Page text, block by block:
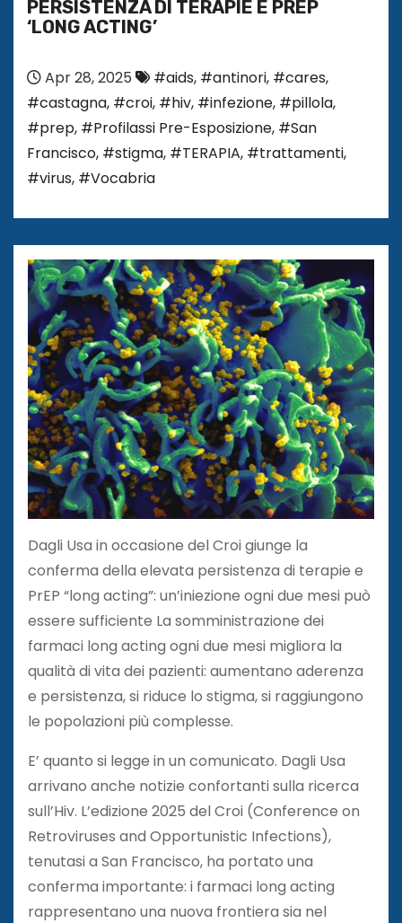
PERSISTENZA DI TERAPIE E PREP
‘LONG ACTING’
Apr 28, 2025 #aids, #antinori, #cares,
#castagna, #croi, #hiv, #infezione, #pillola,
#prep, #Profilassi Pre-Esposizione, #San
Francisco, #stigma, #TERAPIA, #trattamenti,
#virus, #Vocabria
Dagli Usa in occasione del Croi giunge la
conferma della elevata persistenza di terapie e
PrEP “long acting”: un’iniezione ogni due mesi può
essere sufficiente La somministrazione dei
farmaci long acting ogni due mesi migliora la
qualità di vita dei pazienti: aumentano aderenza
e persistenza, si riduce lo stigma, si raggiungono
le popolazioni più complesse.
E’ quanto si legge in un comunicato. Dagli Usa
arrivano anche notizie confortanti sulla ricerca
sull’Hiv. L’edizione 2025 del Croi (Conference on
Retroviruses and Opportunistic Infections),
tenutasi a San Francisco, ha portato una
conferma importante: i farmaci long acting
rappresentano una nuova frontiera sia nel